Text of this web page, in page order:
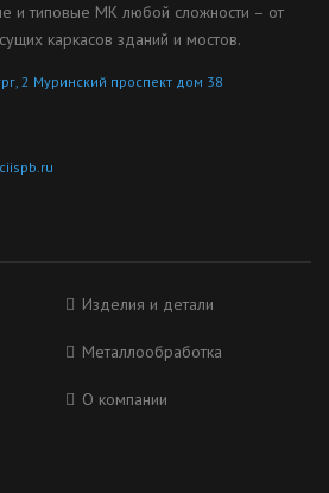
и типовые МК любой сложности – от
каркасов зданий и мостов.
2 Муринский проспект дом 38
Изделия и детали
Металлообработка
О компании